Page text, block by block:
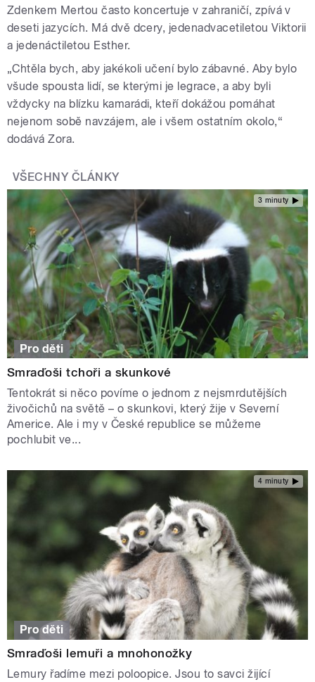
Zdenkem Mertou často koncertuje v zahraničí, zpívá v
deseti jazycích. Má dvě dcery, jedenadvacetiletou Viktorii
a jedenáctiletou Esther.
„Chtěla bych, aby jakékoli učení bylo zábavné. Aby bylo
všude spousta lidí, se kterými je legrace, a aby byli
vždycky na blízku kamarádi, kteří dokážou pomáhat
nejenom sobě navzájem, ale i všem ostatním okolo,“
dodává Zora.
VŠECHNY ČLÁNKY
3 minuty
Pro děti
Smraďoši tchoři a skunkové
Tentokrát si něco povíme o jednom z nejsmrdutějších
živočichů na světě – o skunkovi, který žije v Severní
Americe. Ale i my v České republice se můžeme
pochlubit ve...
4 minuty
Pro děti
Smraďoši lemuři a mnohonožky
Lemury řadíme mezi poloopice. Jsou to savci žijící